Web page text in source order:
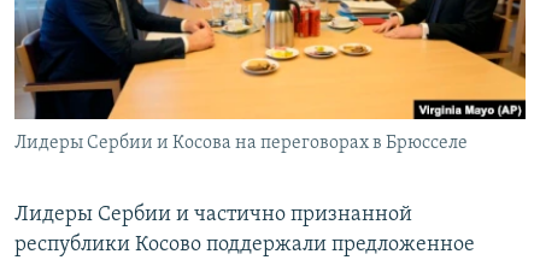
Лидеры Сербии и Косова на переговорах в Брюсселе
Лидеры Сербии и частично признанной
республики Косово поддержали предложенное